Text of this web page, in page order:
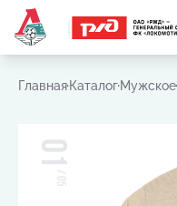
Главная Каталог Мужское
01
/
05